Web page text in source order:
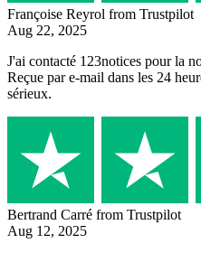
Françoise Reyrol from Trustpilot
Aug 22, 2025
J'ai contacté 123notices pour la
Reçue par e-mail dans les 24
sérieux.
Bertrand Carré from Trustpilot
Aug 12, 2025